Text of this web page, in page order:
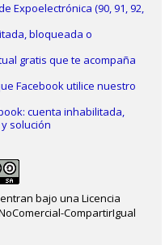
Expoelectrónica (90, 91, 92,
bloqueada o
gratis que te acompaña
Facebook utilice nuestro
cuenta inhabilitada,
solución
bajo una Licencia
CompartirIgual